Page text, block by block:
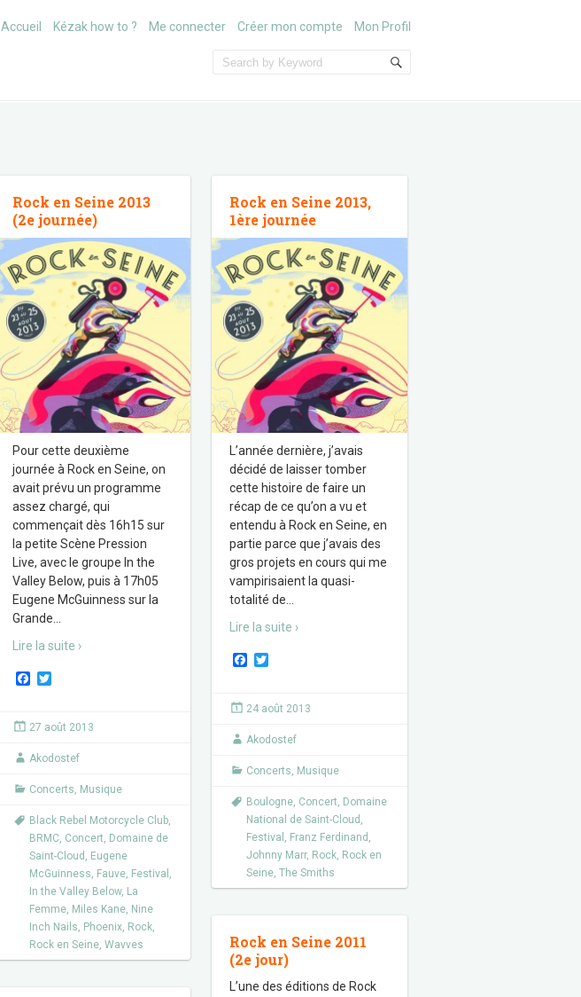
Accueil Kézak how to ? Me connecter Créer mon compte Mon Profil
Rock en Seine 2013
(2e journée)
Pour cette deuxième
journée à Rock en Seine, on
avait prévu un programme
assez chargé, qui
commençait dès 16h15 sur
la petite Scène Pression
Live, avec le groupe In the
Valley Below, puis à 17h05
Eugene McGuinness sur la
Grande
Lire la suite ›
F
e
b
o
t
r
27 août 2013
Akodostef
Concerts, Musique
Black Rebel Motorcycle Club,
BRMC, Concert, Domaine de
Saint-Cloud , Eugene
McGuinness, Fauve, Festival ,
In the Valley Below, La
Femme, Miles Kane, Nine
Inch Nails, Phoenix, Rock,
Rock en Seine, Wavves
Rock en Seine 2013,
1ère journée
L’année dernière, j’avais
décidé de laisser tomber
cette histoire de faire un
récap de ce qu’on a vu et
entendu à Rock en Seine, en
partie parce que j’avais des
gros projets en cours qui me
vampirisaient la quasi-
totalité de
Lire la suite ›
F
e
b
o
t
r
24 août 2013
Akodostef
Concerts, Musique
Boulogne, Concert, Domaine
National de Saint-Cloud ,
Festival , Franz Ferdinand ,
Johnny Marr, Rock, Rock en
Seine, The Smiths
Rock en Seine 2011
(2e jour)
L’une des éditions de Rock